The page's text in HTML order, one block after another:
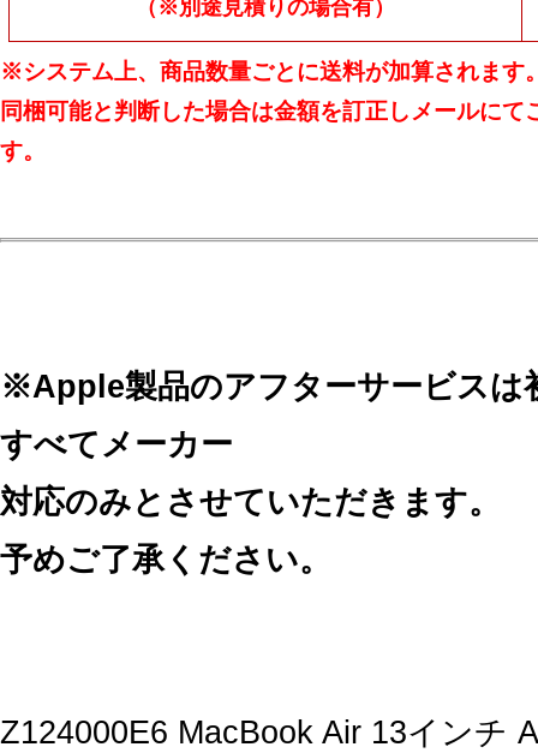
（※別途見積りの場合有）
※システム上、商品数量ごとに送料が加算されます
同梱可能と判断した場合は金額を訂正しメールにて
す。
※Apple製品のアフターサービスは
すべてメーカー
対応のみとさせていただきます。
予めご了承ください。
Z124000E6 MacBook Air 13インチ